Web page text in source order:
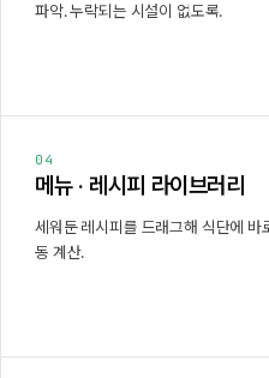
파악. 누락되는 시설이 없도록.
04
메뉴 · 레시피 라이브러리
세워둔 레시피를 드래그해 식단에 바
동 계산.